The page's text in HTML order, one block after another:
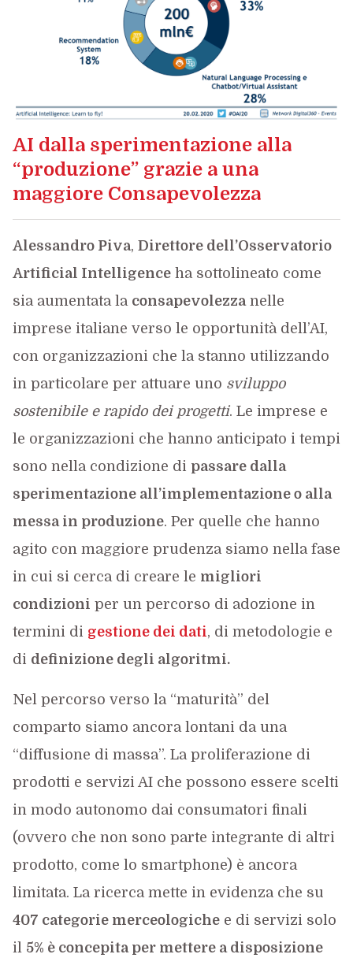
AI dalla sperimentazione alla
“produzione” grazie a una
maggiore Consapevolezza
Alessandro Piva, Direttore dell’Osservatorio
Artificial Intelligenceha sottolineato come
sia aumentata la consapevolezzanelle
imprese italiane verso le opportunità dell’AI,
con organizzazioni che la stanno utilizzando
in particolare per attuare uno sviluppo
sostenibile e rapido dei progetti. Le imprese e
le organizzazioni che hanno anticipato i tempi
sono nella condizione di passare dalla
sperimentazione all’implementazione o alla
messa in produzione. Per quelle che hanno
agito con maggiore prudenza siamo nella fase
in cui si cerca di creare le migliori
condizioni per un percorso di adozione in
termini di gestione dei dati, di metodologie e
di definizione degli algoritmi.
Nel percorso verso la “maturità” del
comparto siamo ancora lontani da una
“diffusione di massa”. La proliferazione di
prodotti e servizi AI che possono essere scelti
in modo autonomo dai consumatori finali
(ovvero che non sono parte integrante di altri
prodotto, come lo smartphone) è ancora
limitata. La ricerca mette in evidenza che su
407 categorie merceologichee di servizi solo
il 5% è concepita per mettere a disposizione